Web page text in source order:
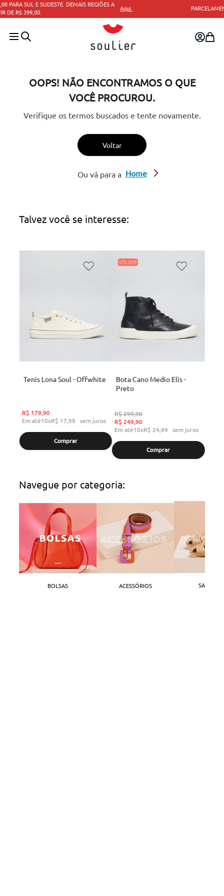
PARCELAMENTO EM ATÉ 10X SEM JUROS.
OOPS! NÃO ENCONTRAMOS O QUE
VOCÊ PROCUROU.
Verifique os termos buscados e tente novamente.
Voltar
Ou vá para a Home
Talvez você se interesse:
Tenis Lona Soul - Offwhite
R$ 179,90
Em até10xR$ 17,99 sem juros
Comprar
17%
Bota Cano Medio Elis -
Preto
R$299,90
R$ 249,90
Em até10xR$ 24,99 sem juros
Comprar
Navegue por categoria:
BOLSAS ACESSÓRIOS